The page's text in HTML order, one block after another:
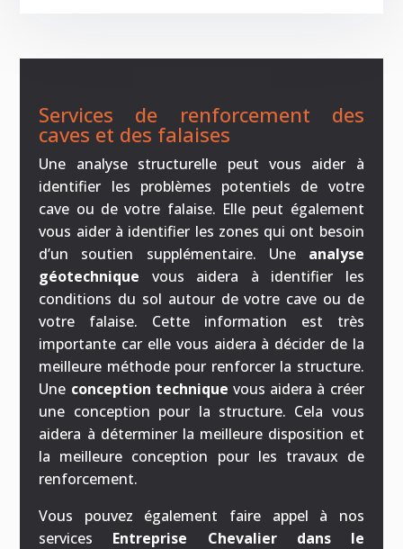
Services de renforcement des
caves et des falaises
Une analyse structurelle peut vous aider à
identifier les problèmes potentiels de votre
cave ou de votre falaise. Elle peut également
vous aider à identifier les zones qui ont besoin
d’un soutien supplémentaire. Une
analyse
géotechnique
vous aidera à identifier les
conditions du sol autour de votre cave ou de
votre falaise. Cette information est très
importante car elle vous aidera à décider de la
meilleure méthode pour renforcer la structure.
Une conception technique vous aidera à créer
une conception pour la structure. Cela vous
aidera à déterminer la meilleure disposition et
la meilleure conception pour les travaux de
renforcement.
Vous pouvez également faire appel à nos
services
Entreprise Chevalier dans le